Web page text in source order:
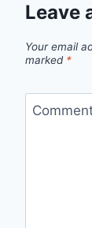
Leave
Your email
marked *